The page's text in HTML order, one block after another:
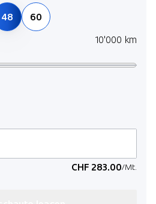
48
60
10'000 km
CHF 283.00/Mt.